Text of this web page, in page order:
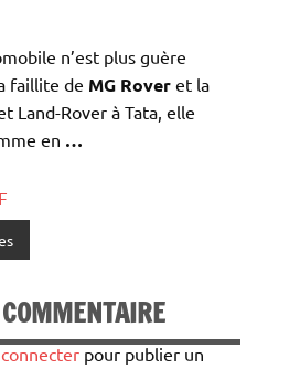
n’est plus guère
faillite de MG Rover et la
Land-Rover à Tata, elle
en …
pour publier un